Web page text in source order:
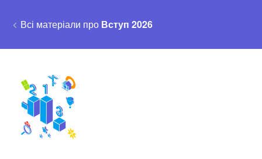
Всі матеріали про Вступ 2026